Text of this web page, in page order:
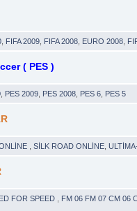
FIFA 2009 FIFA 2008 EURO 2008
( PES )
PES 2009 PES 2008 PES 6 PES 5
,SİLK ROAD ONLİNE ,
FOR SPEED FM 06 FM 07 CM 06